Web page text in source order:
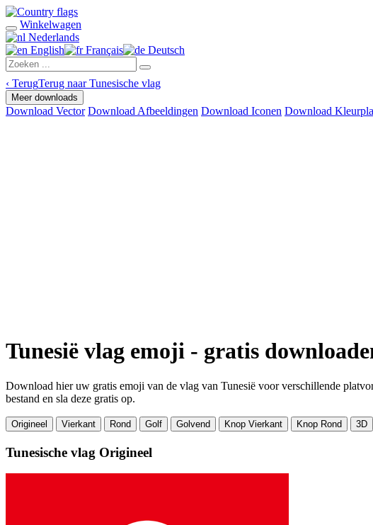
Winkelwagen
Nederlands
English
Français Deutsch
‹ TerugTerug naar Tunesische vlag
Meer downloads
Download Vector Download Afbeeldingen Download Iconen Download
Tunesië vlag emoji - gratis
Download hier uw gratis emoji van de vlag van Tunesië voor verschillende
bestand en sla deze gratis op.
Origineel Vierkant Rond Golf Golvend Knop Vierkant Knop Rond 3D
Tunesische vlag Origineel